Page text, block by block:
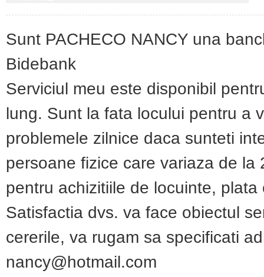
Sunt PACHECO NANCY una
Bidebank
Serviciul meu este disponibil
lung. Sunt la fata locului pentru a
problemele zilnice daca sunteti
persoane fizice care variaza de
pentru achizitiile de locuinte,
Satisfactia dvs. va face obiectul
cererile, va rugam sa specificati
nancy@hotmail.com